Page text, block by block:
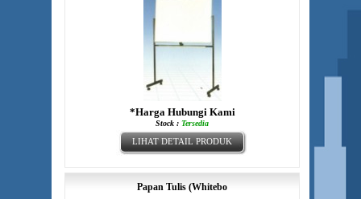
*Harga Hubungi Kami
Stock : Tersedia
LIHAT DETAIL PRODUK
Papan Tulis (Whitebo